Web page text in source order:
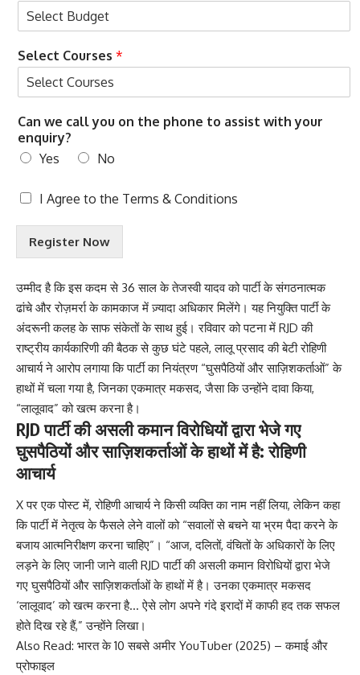
Select Courses *
Can we call you on the phone to assist with your
enquiry?
Yes
No
L
e
v
h
e
D
e
s
t
i
n
a
t
i
o
n
T
r
s
C
o
n
d
i
t
i
o
n
s
A
c
e
p
t
e
n
c
e
*
I Agree to the Terms & Conditions
Register Now
उम्मीद है कि इस कदम से 36 साल के तेजस्वी यादव को पार्टी के संगठनात्मक
ढांचे और रोज़मर्रा के कामकाज में ज़्यादा अधिकार मिलेंगे। यह नियुक्ति पार्टी के
अंदरूनी कलह के साफ संकेतों के साथ हुई। रविवार को पटना में RJD की
राष्ट्रीय कार्यकारिणी की बैठक से कुछ घंटे पहले, लालू प्रसाद की बेटी रोहिणी
आचार्य ने आरोप लगाया कि पार्टी का नियंत्रण “घुसपैठियों और साज़िशकर्ताओं” के
हाथों में चला गया है, जिनका एकमात्र मकसद, जैसा कि उन्होंने दावा किया,
“लालूवाद” को खत्म करना है।
RJD पार्टी की असली कमान विरोधियों द्वारा भेजे गए
घुसपैठियों और साज़िशकर्ताओं के हाथों में है: रोहिणी
आचार्य
X पर एक पोस्ट में, रोहिणी आचार्य ने किसी व्यक्ति का नाम नहीं लिया, लेकिन कहा
कि पार्टी में नेतृत्व के फैसले लेने वालों को “सवालों से बचने या भ्रम पैदा करने के
बजाय आत्मनिरीक्षण करना चाहिए”। “आज, दलितों, वंचितों के अधिकारों के लिए
लड़ने के लिए जानी जाने वाली RJD पार्टी की असली कमान विरोधियों द्वारा भेजे
गए घुसपैठियों और साज़िशकर्ताओं के हाथों में है। उनका एकमात्र मकसद
‘लालूवाद’ को खत्म करना है… ऐसे लोग अपने गंदे इरादों में काफी हद तक सफल
होते दिख रहे हैं,” उन्होंने लिखा।
Also Read: भारत के 10 सबसे अमीर YouTuber (2025) – कमाई और
प्रोफाइल